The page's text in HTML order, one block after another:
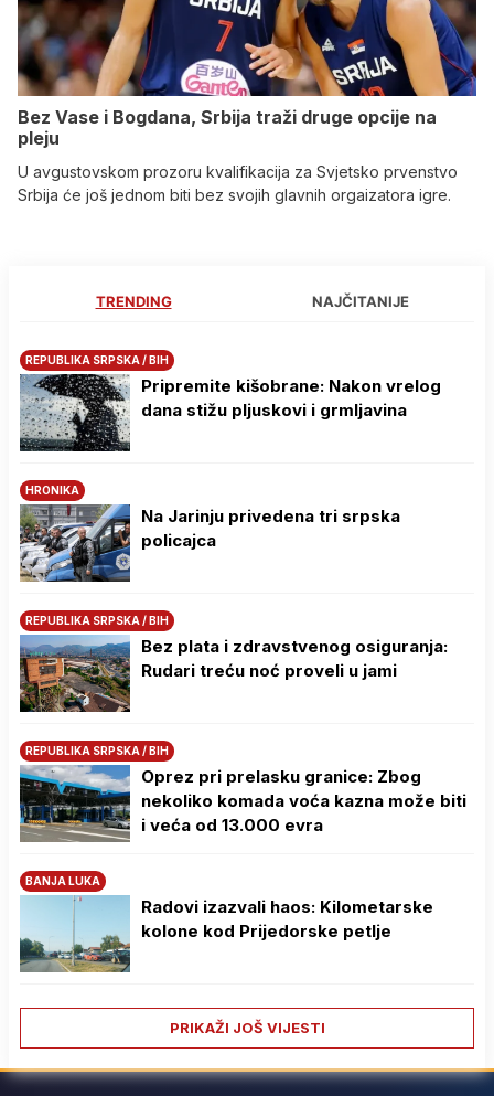
Bez Vase i Bogdana, Srbija traži druge opcije na
pleju
U avgustovskom prozoru kvalifikacija za Svjetsko prvenstvo
Srbija će još jednom biti bez svojih glavnih orgaizatora igre.
TRENDING NAJČITANIJE
REPUBLIKA SRPSKA / BIH
Pripremite kišobrane: Nakon vrelog
dana stižu pljuskovi i grmljavina
HRONIKA
Na Јarinju privedena tri srpska
policajca
REPUBLIKA SRPSKA / BIH
Bez plata i zdravstvenog osiguranja:
Rudari treću noć proveli u jami
REPUBLIKA SRPSKA / BIH
Oprez pri prelasku granice: Zbog
nekoliko komada voća kazna može biti
i veća od 13.000 evra
BANJA LUKA
Radovi izazvali haos: Kilometarske
kolone kod Prijedorske petlje
PRIKAŽI JOŠ VIJESTI